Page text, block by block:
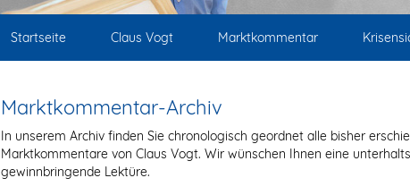
Startseite Claus Vogt Marktkommentar
Marktkommentar-Archiv
In unserem Archiv finden Sie chronologisch geordnet alle bisher
Marktkommentare von Claus Vogt. Wir wünschen Ihnen eine
gewinnbringende Lektüre.